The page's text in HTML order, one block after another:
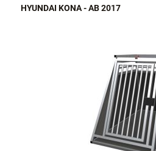
HYUNDAI KONA - AB 2017